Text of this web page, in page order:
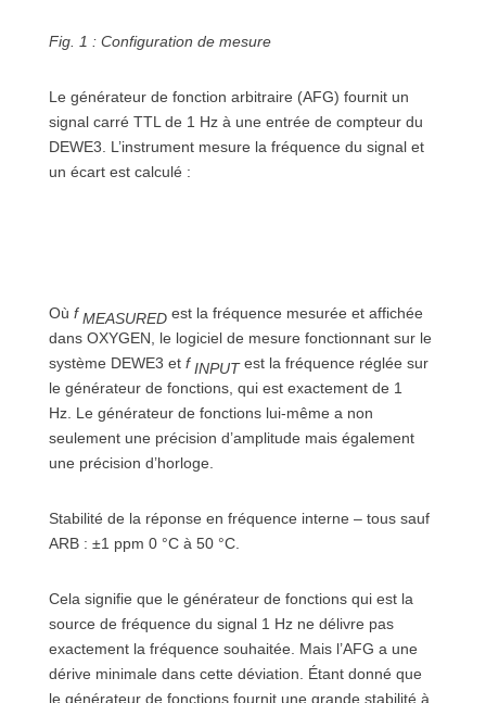
Fig. 1 : Configuration de mesure
Le générateur de fonction arbitraire (AFG) fournit un
signal carré TTL de 1 Hz à une entrée de compteur du
DEWE3. L’instrument mesure la fréquence du signal et
un écart est calculé :
Où fMEASURED est la fréquence mesurée et affichée
dans OXYGEN, le logiciel de mesure fonctionnant sur le
système DEWE3 et fINPUT est la fréquence réglée sur
le générateur de fonctions, qui est exactement de 1
Hz. Le générateur de fonctions lui-même a non
seulement une précision d’amplitude mais également
une précision d’horloge.
Stabilité de la réponse en fréquence interne – tous sauf
ARB : ±1 ppm 0 °C à 50 °C.
Cela signifie que le générateur de fonctions qui est la
source de fréquence du signal 1 Hz ne délivre pas
exactement la fréquence souhaitée. Mais l’AFG a une
dérive minimale dans cette déviation. Étant donné que
le générateur de fonctions fournit une grande stabilité à